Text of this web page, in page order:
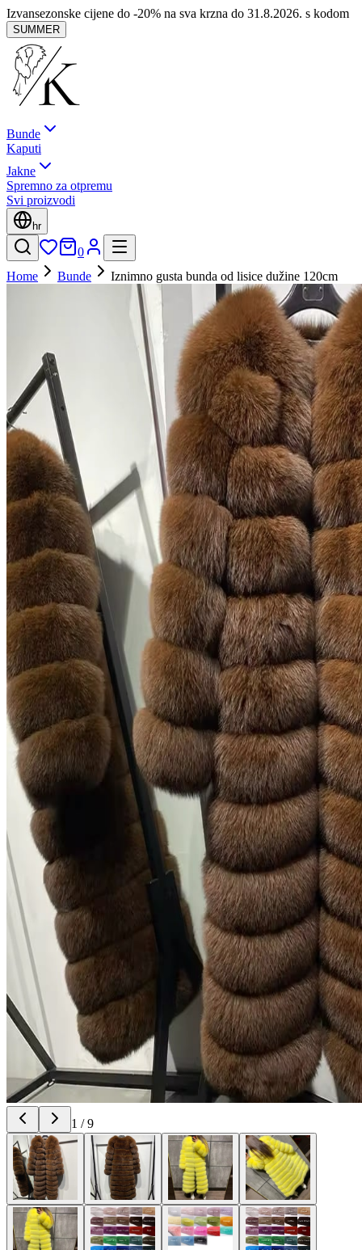
Izvansezonske cijene do -20% na sva krzna do 31.8.2026. s kodom
SUMMER
Bunde
Kaputi
Jakne
Spremno za otpremu
Svi proizvodi
hr
0
Home
Bunde Iznimno gusta bunda od lisice dužine 120cm
1 /9